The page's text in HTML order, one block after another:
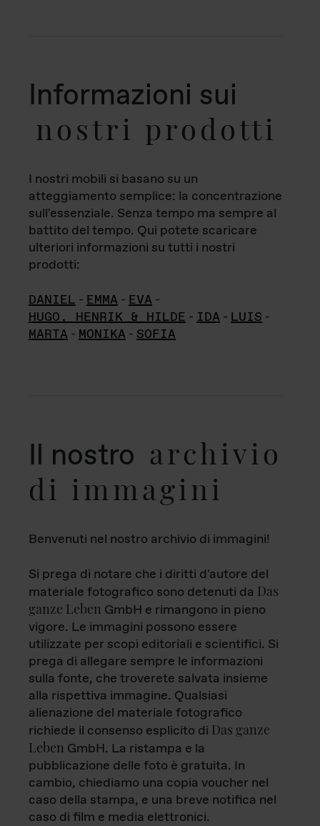
Informazioni sui
nostri prodotti
I nostri mobili si basano su un
atteggiamento semplice: la concentrazione
sull'essenziale. Senza tempo ma sempre al
battito del tempo. Qui potete scaricare
ulteriori informazioni su tutti i nostri
prodotti:
DANIEL - EMMA - EVA -
HUGO, HENRIK & HILDE - IDA - LUIS -
MARTA - MONIKA - SOFIA
Il nostro archivio
di immagini
Benvenuti nel nostro archivio di immagini!
Si prega di notare che i diritti d'autore del
materiale fotografico sono detenuti da Das
ganze Leben GmbH e rimangono in pieno
vigore. Le immagini possono essere
utilizzate per scopi editoriali e scientifici. Si
prega di allegare sempre le informazioni
sulla fonte, che troverete salvata insieme
alla rispettiva immagine. Qualsiasi
alienazione del materiale fotografico
richiede il consenso esplicito di Das ganze
Leben GmbH. La ristampa e la
pubblicazione delle foto è gratuita. In
cambio, chiediamo una copia voucher nel
caso della stampa, e una breve notifica nel
caso di film e media elettronici.